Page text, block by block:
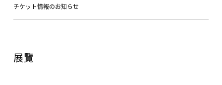
チケット情報のお知らせ
展覽